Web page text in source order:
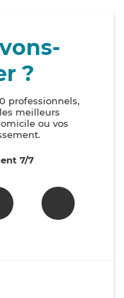
?
professionnels,
meilleurs
ou vos
7/7